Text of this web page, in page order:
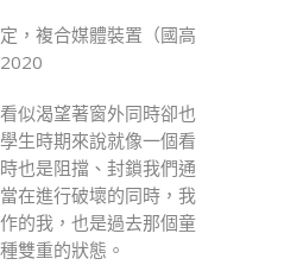
，複合媒體裝置（國高
似渴望著窗外同時卻也
生時期來說就像一個看
也是阻擋、封鎖我們通
在進行破壞的同時，我
的我，也是過去那個童
雙重的狀態。